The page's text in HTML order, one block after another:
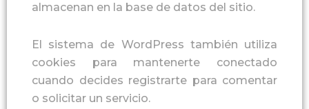
almacenan en la base de datos del sitio.
El sistema de WordPress también utiliza
cookies para mantenerte conectado
cuando decides registrarte para comentar
o solicitar un servicio.